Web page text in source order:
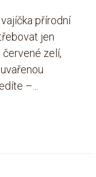
přírodní
jen
zelí,
–...